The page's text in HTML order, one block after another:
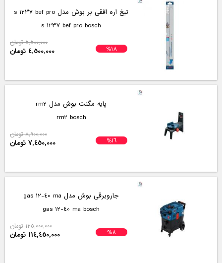
تیغ اره افقی بر بوش مدل s 1237 bef pro
s 1237 bef pro bosch
%18
5,500,000 تومان
4,500,000 تومان
پایه مگنت بوش مدل rm2
rm2 bosch
%16
8,900,000 تومان
7,450,000 تومان
جاروبرقی بوش مدل gas 12-40 ma
gas 12-40 ma bosch
%8
125,000,000 تومان
114,450,000 تومان